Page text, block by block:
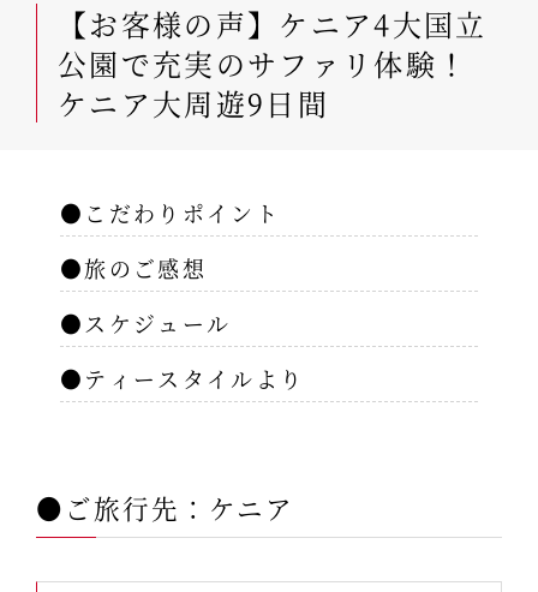
【お客様の声】ケニア4大国立
公園で充実のサファリ体験！
ケニア大周遊9日間
●こだわりポイント
●旅のご感想
●スケジュール
●ティースタイルより
●ご旅行先：ケニア